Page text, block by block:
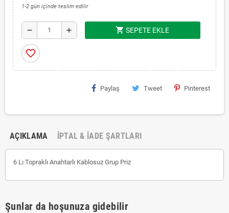
1-2 gün içinde teslim edilir
remove add shopping_cart SEPETE EKLE
favorite_border
Paylaş Tweet Pinterest
AÇIKLAMA İPTAL & İADE ŞARTLARI
6 Lı Topraklı Anahtarlı Kablosuz Grup Priz
Şunlar da hoşunuza gidebilir